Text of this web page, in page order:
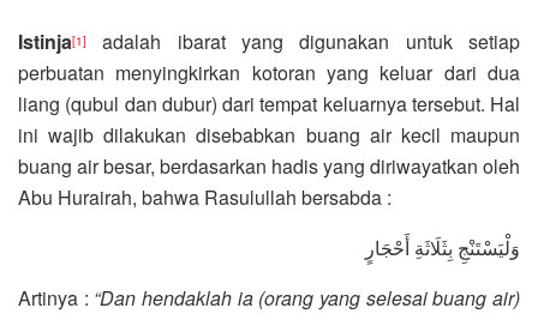
Istinja[1]
adalah ibarat yang digunakan untuk setiap
perbuatan menyingkirkan kotoran yang keluar dari dua
liang (qubul dan dubur) dari tempat keluarnya tersebut. Hal
ini wajib dilakukan disebabkan buang air kecil maupun
buang air besar, berdasarkan hadis yang diriwayatkan oleh
Abu Hurairah, bahwa Rasulullah bersabda :
وَلْيَسْتَنْجِ بِثَلَاثَةِ أَحْجَارٍ
Artinya : “Dan hendaklah ia (orang yang selesai buang air)